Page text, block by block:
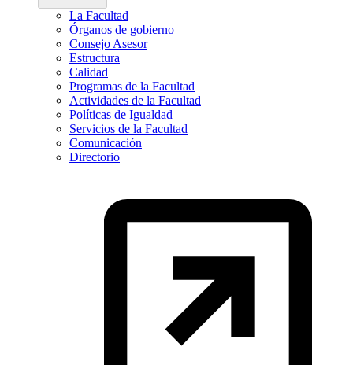
La Facultad
Órganos de gobierno
Consejo Asesor
Estructura
Calidad
Programas de la Facultad
Actividades de la Facultad
Políticas de Igualdad
Servicios de la Facultad
Comunicación
Directorio